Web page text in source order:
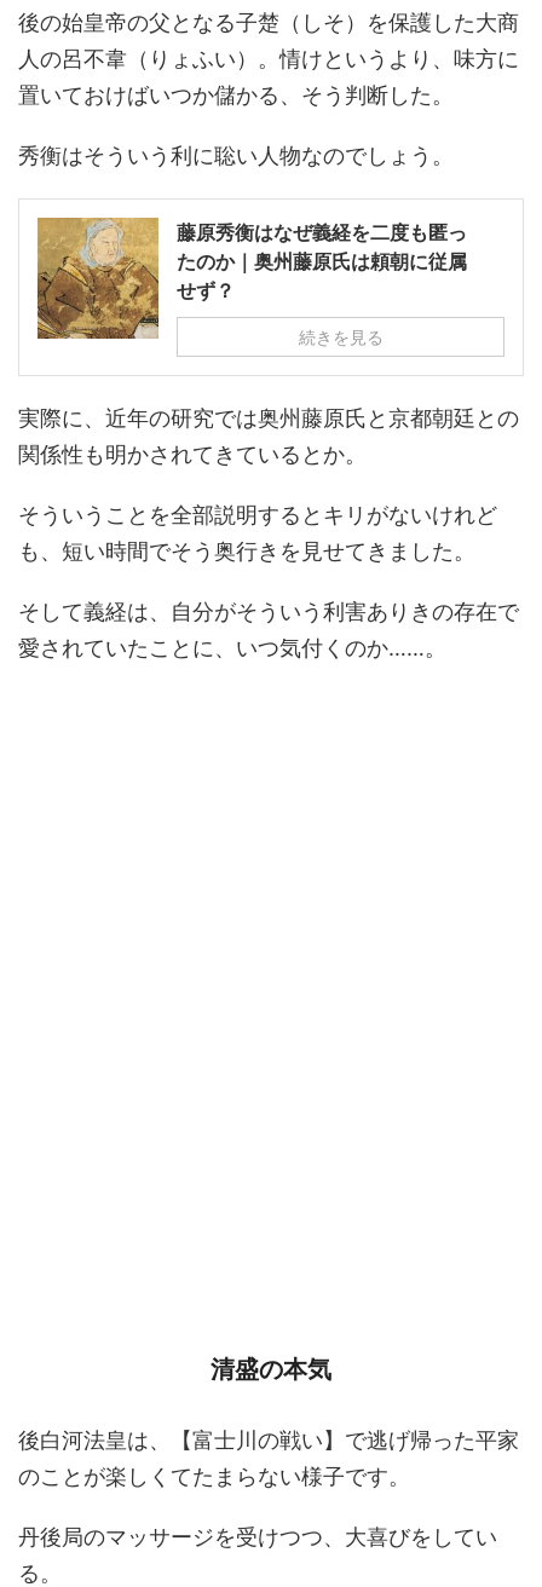
後の始皇帝の父となる子楚（しそ）を保護した大商
人の呂不韋（りょふい）。情けというより、味方に
置いておけばいつか儲かる、そう判断した。
秀衡はそういう利に聡い人物なのでしょう。
藤原秀衡はなぜ義経を二度も匿っ
たのか｜奥州藤原氏は頼朝に従属
せず？
続きを見る
実際に、近年の研究では奥州藤原氏と京都朝廷との
関係性も明かされてきているとか。
そういうことを全部説明するとキリがないけれど
も、短い時間でそう奥行きを見せてきました。
そして義経は、自分がそういう利害ありきの存在で
愛されていたことに、いつ気付くのか……。
清盛の本気
後白河法皇は、【富士川の戦い】で逃げ帰った平家
のことが楽しくてたまらない様子です。
丹後局のマッサージを受けつつ、大喜びをしてい
る。